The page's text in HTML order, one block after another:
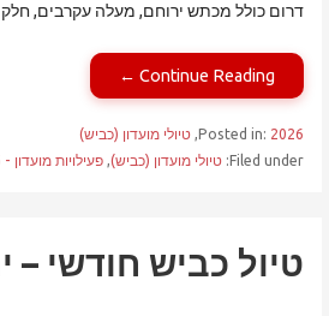
דרום כולל מכתש ירוחם, מעלה עקרבים,
Continue Reading ←
Posted in: 2026
, טיולי מועדון (כביש)
Filed under:
טיולי מועדון (כביש), פעילויות מועדון - 2026
טיול כביש חודשי –